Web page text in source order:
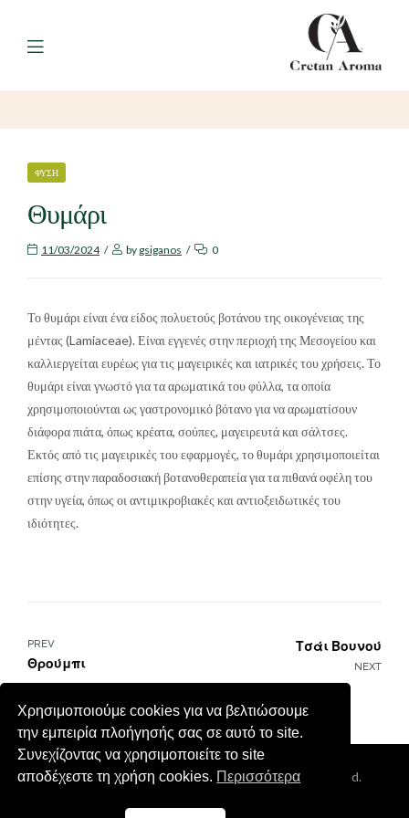
Menu
CATEGORIES
ΦΎΣΗ
Θυμάρι
11/03/2024 by gsiganos 0
Το θυμάρι είναι ένα είδος πολυετούς βοτάνου της οικογένειας της
μέντας (Lamiaceae). Είναι εγγενές στην περιοχή της Μεσογείου και
καλλιεργείται ευρέως για τις μαγειρικές και ιατρικές του χρήσεις. Το
θυμάρι είναι γνωστό για τα αρωματικά του φύλλα, τα οποία
χρησιμοποιούνται ως γαστρονομικό βότανο για να αρωματίσουν
διάφορα πιάτα, όπως κρέατα, σούπες, μαγειρευτά και σάλτσες.
Εκτός από τις μαγειρικές του εφαρμογές, το θυμάρι χρησιμοποιείται
επίσης στην παραδοσιακή βοτανοθεραπεία για τα πιθανά οφέλη του
στην υγεία, όπως οι αντιμικροβιακές και αντιοξειδωτικές του
ιδιότητες.
Πλοήγηση
άρθρων
PREV
Θρούμπι NEXT
Τσάι Βουνού
Coppyright © 2026Cretan Aroma. All Rights Reserved.
Χρησιμοποιούμε cookies για να βελτιώσουμε
την εμπειρία πλοήγησής σας σε αυτό το site.
Συνεχίζοντας να χρησιμοποιείτε το site
αποδέχεστε τη χρήση cookies. Περισσότερα